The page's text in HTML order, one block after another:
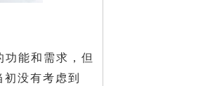
能和需求，但
没有考虑到